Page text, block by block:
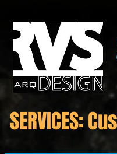
SERVICES: